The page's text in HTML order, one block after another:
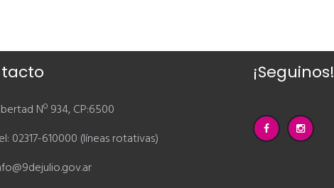
Nº 934, CP:6500
02317-610000 (líneas rotativas)
¡Seguinos!